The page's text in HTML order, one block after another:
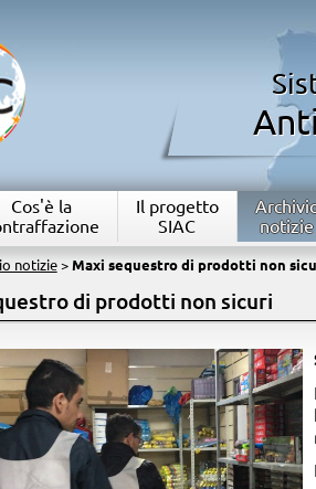
Cos'è la
Il progetto
SIAC
notizie
notizie> Maxi sequestro di prodotti non
di prodotti non sicuri